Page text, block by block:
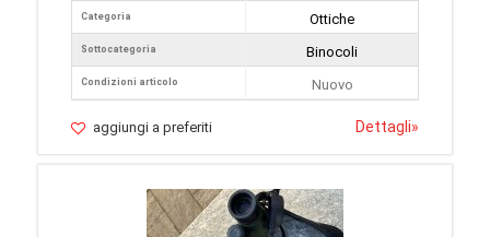
Categoria
Sottocategoria
Condizioni articolo
Ottiche
Binocoli
Nuovo
aggiungi a preferiti Dettagli»